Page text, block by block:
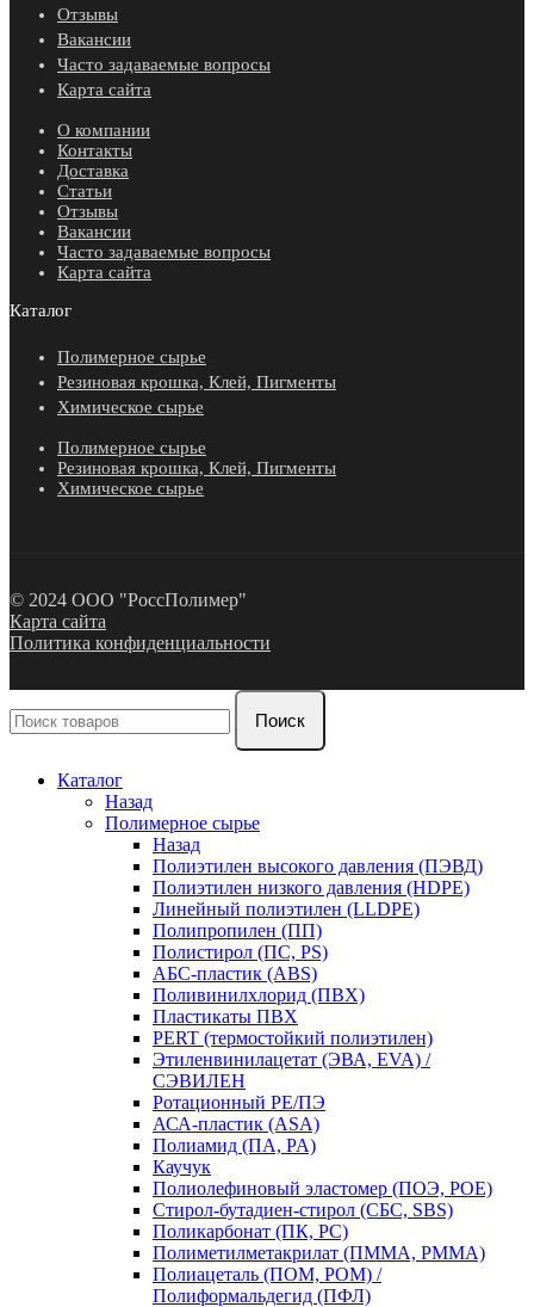
Отзывы
Вакансии
Часто задаваемые вопросы
Карта сайта
О компании
Контакты
Доставка
Статьи
Отзывы
Вакансии
Часто задаваемые вопросы
Карта сайта
Каталог
Полимерное сырье
Резиновая крошка, Клей, Пигменты
Химическое сырье
Полимерное сырье
Резиновая крошка, Клей, Пигменты
Химическое сырье
© 2024 ООО "РоссПолимер"
Карта сайта
Политика конфиденциальности
Поиск
Каталог
Назад
Полимерное сырье
Назад
Полиэтилен высокого давления (ПЭВД)
Полиэтилен низкого давления (HDPE)
Линейный полиэтилен (LLDPE)
Полипропилен (ПП)
Полистирол (ПС, PS)
АБС-пластик (ABS)
Поливинилхлорид (ПВХ)
Пластикаты ПВХ
PERT (термостойкий полиэтилен)
Этиленвинилацетат (ЭВА, EVA) /
СЭВИЛЕН
Ротационный PE/ПЭ
АСА-пластик (ASA)
Полиамид (ПА, PA)
Каучук
Полиолефиновый эластомер (ПОЭ, POE)
Стирол-бутадиен-стирол (СБС, SBS)
Поликарбонат (ПК, PC)
Полиметилметакрилат (ПММА, PMMA)
Полиацеталь (ПОМ, POM) /
Полиформальдегид (ПФЛ)